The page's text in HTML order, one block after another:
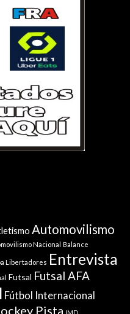
Automovilismo
Nacional Balance
Libertadores Entrevista
Futsal Futsal AFA
Fútbol Internacional
Pista